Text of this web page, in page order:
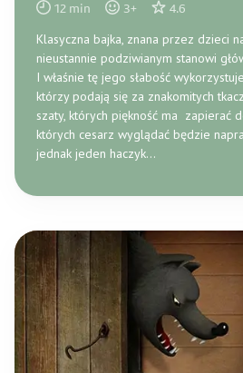
12 min 3+ 4.6
Klasyczna bajka, znana przez dzieci
nieustannie podziwianym stanowi
I właśnie tę jego słabość
którzy podają się za znakomitych
szaty, których piękność ma zapierać
których cesarz wyglądać będzie
jednak jeden haczyk…